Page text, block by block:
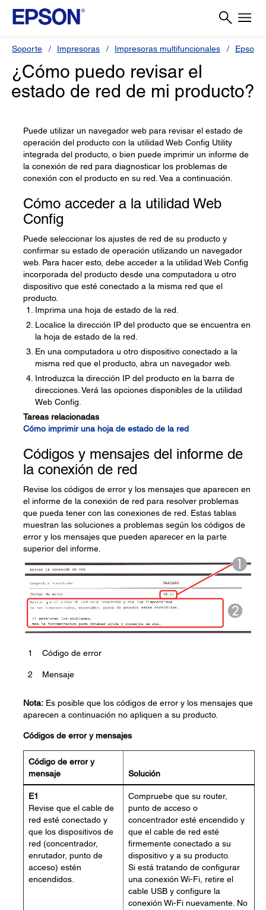
Soporte Impresoras Impresoras multifuncionales Epson
¿Cómo puedo revisar el
estado de red de mi producto?
Puede utilizar un navegador web para revisar el estado de
operación del producto con la utilidad Web Config Utility
integrada del producto, o bien puede imprimir un informe de
la conexión de red para diagnosticar los problemas de
conexión con el producto en su red. Vea a continuación.
Cómo acceder a la utilidad Web
Config
Puede seleccionar los ajustes de red de su producto y
confirmar su estado de operación utilizando un navegador
web. Para hacer esto, debe acceder a la utilidad Web Config
incorporada del producto desde una computadora u otro
dispositivo que esté conectado a la misma red que el
producto.
Imprima una hoja de estado de la red.
Localice la dirección IP del producto que se encuentra en
la hoja de estado de la red.
En una computadora u otro dispositivo conectado a la
misma red que el producto, abra un navegador web.
Introduzca la dirección IP del producto en la barra de
direcciones. Verá las opciones disponibles de la utilidad
Web Config.
Tareas relacionadas
Cómo imprimir una hoja de estado de la red
Códigos y mensajes del informe de
la conexión de red
Revise los códigos de error y los mensajes que aparecen en
el informe de la conexión de red para resolver problemas
que pueda tener con las conexiones de red. Estas tablas
muestran las soluciones a problemas según los códigos de
error y los mensajes que pueden aparecer en la parte
superior del informe.
1 Código de error
2 Mensaje
Nota: Es posible que los códigos de error y los mensajes que
aparecen a continuación no apliquen a su producto.
Códigos de error y mensajes
Código de error y
mensaje
Solución
E1
Revise que el cable de
red esté conectado y
que los dispositivos de
red (concentrador,
enrutador, punto de
acceso) estén
encendidos.
Compruebe que su router,
punto de acceso o
concentrador esté encendido y
que el cable de red esté
firmemente conectado a su
dispositivo y a su producto.
Si está tratando de configurar
una conexión Wi-Fi, retire el
cable USB y configure la
conexión Wi-Fi nuevamente. No